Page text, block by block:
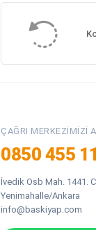
ÇAĞRI MERKEZIMIZI
0850 455
İvedik Osb Mah. 1441.
Yenimahalle/Ankara
info@baskiyap.com